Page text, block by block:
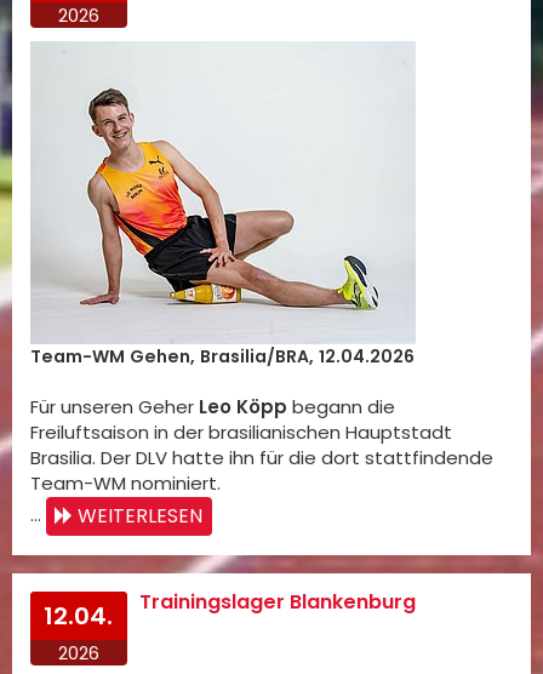
2026
Team-WM Gehen, Brasilia/BRA, 12.04.2026
Für unseren Geher Leo Köpp begann die
Freiluftsaison in der brasilianischen Hauptstadt
Brasilia. Der DLV hatte ihn für die dort stattfindende
Team-WM nominiert.
…
WEITERLESEN
12.04.
2026
Trainingslager Blankenburg